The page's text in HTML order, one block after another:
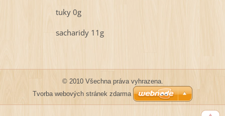
tuky 0g
sacharidy 11g
© 2010 Všechna práva vyhrazena.
Tvorba webových stránek zdarma